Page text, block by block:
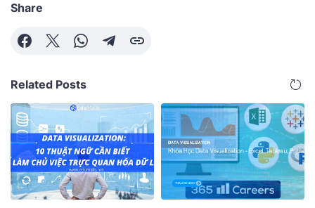
Share
Related Posts